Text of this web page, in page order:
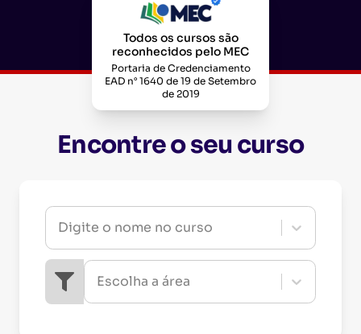
Todos os cursos são
reconhecidos pelo MEC
Portaria de Credenciamento
EAD n° 1640 de 19 de Setembro
de 2019
Encontre o seu curso
Digite o nome no curso
Escolha a área